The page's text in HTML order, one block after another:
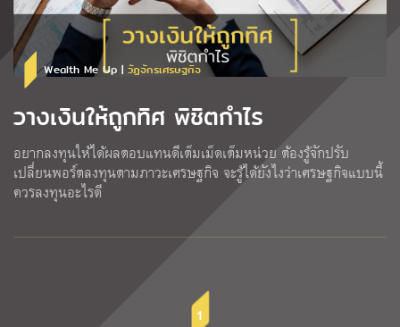
Wealth Me Up | วัฏจักรเศรษฐกิจ
วางเงินให้ถูกทิศ พิชิตกำไร
อยากลงทุนให้ได้ผลตอบแทนดีเต็มเม็ดเต็มหน่วย ต้องรู้จักปรับ
เปลี่ยนพอร์ตลงทุนตามภาวะเศรษฐกิจ จะรู้ได้ยังไงว่าเศรษฐกิจแบบนี้
ควรลงทุนอะไรดี
1